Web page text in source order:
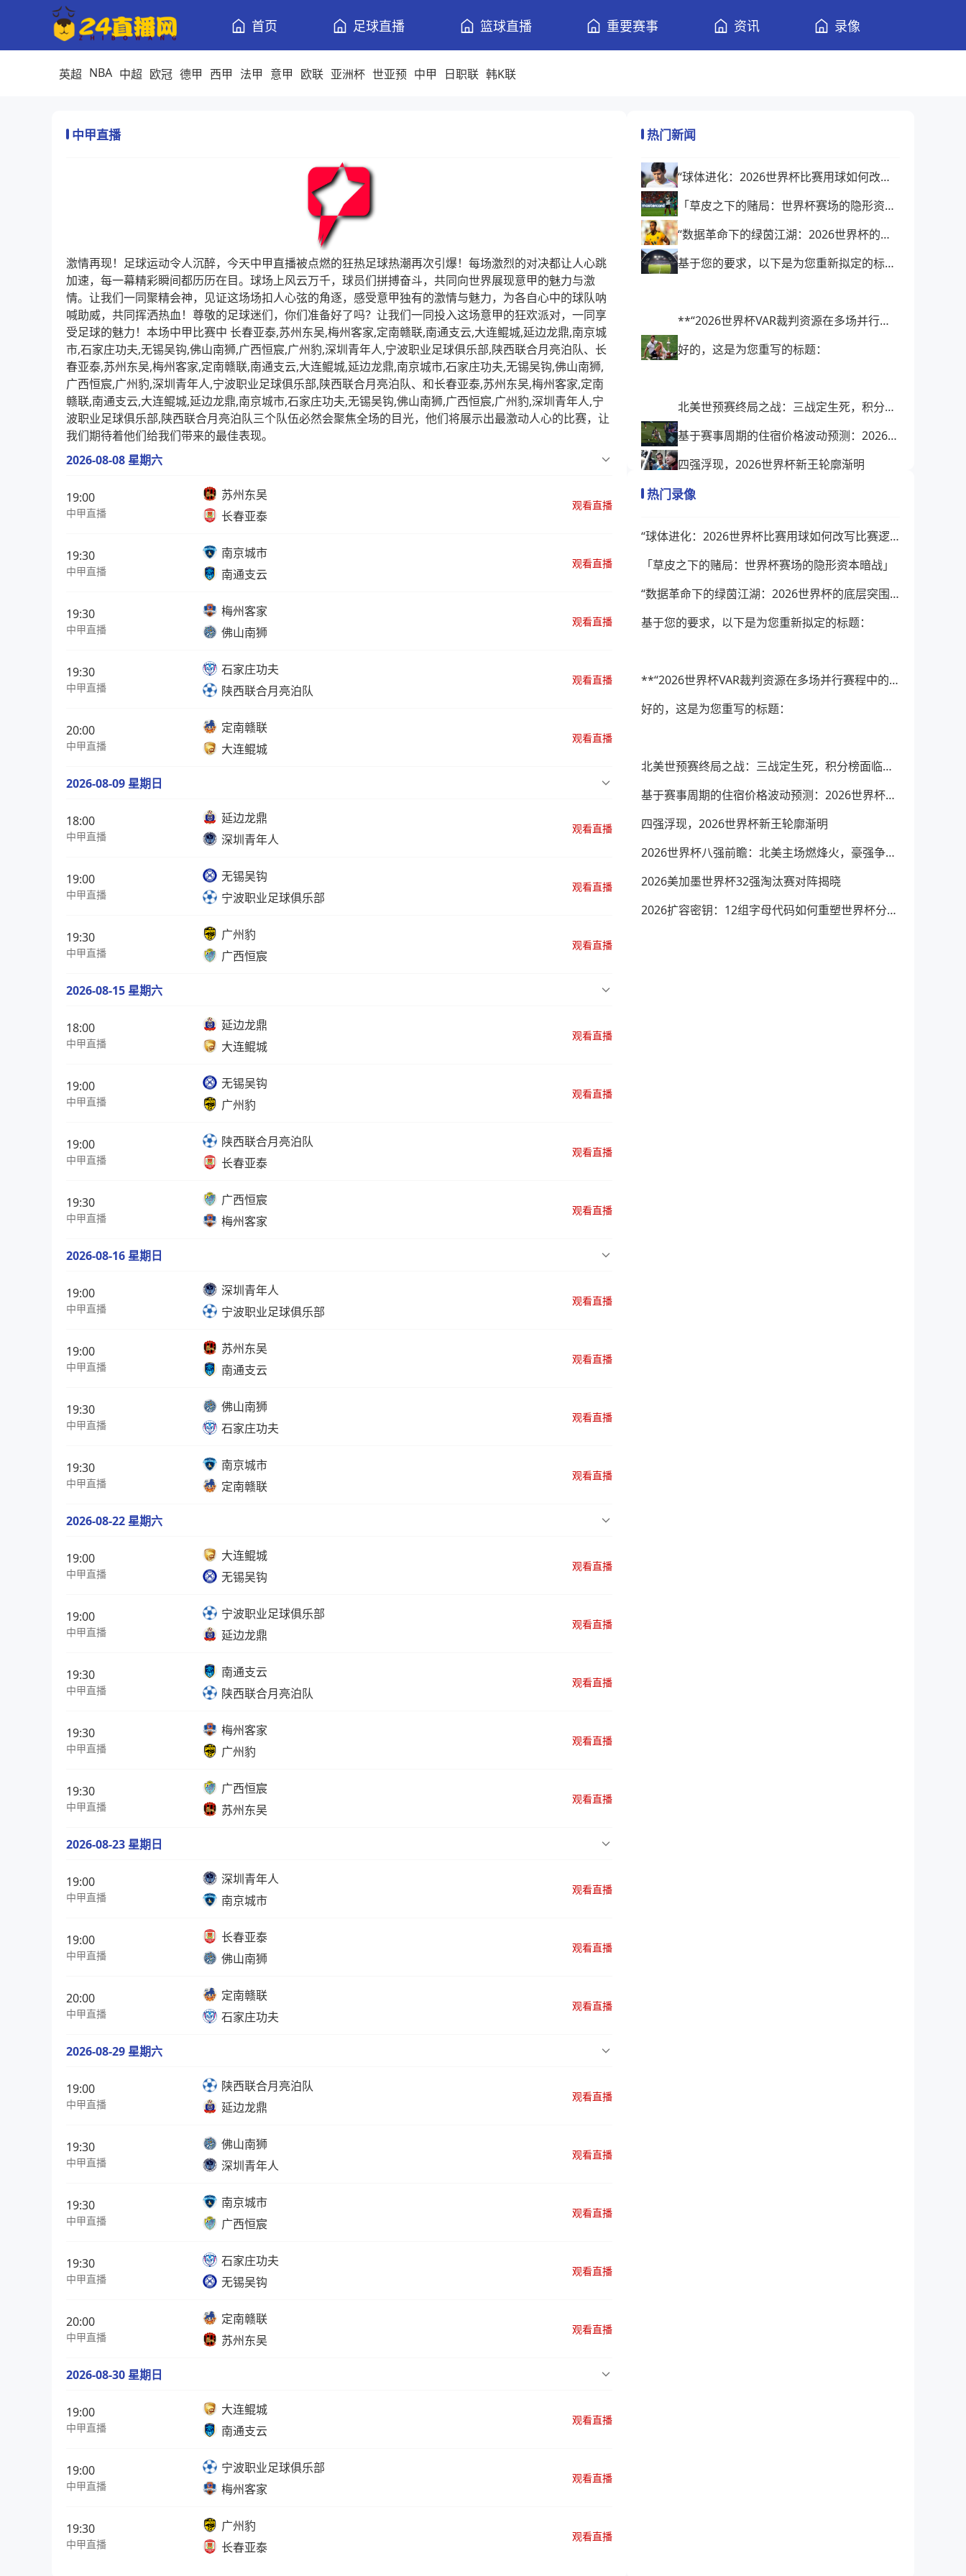
首页 足球直播 篮球直播 重要赛事 资讯 录像
英超 NBA 中超 欧冠 德甲 西甲 法甲 意甲 欧联 亚洲杯 世亚预 中甲 日职联 韩K联
中甲直播
激情再现！足球运动令人沉醉，今天中甲直播被点燃的狂热足球热潮再次引爆！每场激烈的对决都让人心跳
加速，每一幕精彩瞬间都历历在目。球场上风云万千，球员们拼搏奋斗，共同向世界展现意甲的魅力与激
情。让我们一同聚精会神，见证这场场扣人心弦的角逐，感受意甲独有的激情与魅力，为各自心中的球队呐
喊助威，共同挥洒热血！尊敬的足球迷们，你们准备好了吗？让我们一同投入这场意甲的狂欢派对，一同享
受足球的魅力！本场中甲比赛中 长春亚泰,苏州东吴,梅州客家,定南赣联,南通支云,大连鲲城,延边龙鼎,南京城
市,石家庄功夫,无锡吴钩,佛山南狮,广西恒宸,广州豹,深圳青年人,宁波职业足球俱乐部,陕西联合月亮泊队、长
春亚泰,苏州东吴,梅州客家,定南赣联,南通支云,大连鲲城,延边龙鼎,南京城市,石家庄功夫,无锡吴钩,佛山南狮,
广西恒宸,广州豹,深圳青年人,宁波职业足球俱乐部,陕西联合月亮泊队、和长春亚泰,苏州东吴,梅州客家,定南
赣联,南通支云,大连鲲城,延边龙鼎,南京城市,石家庄功夫,无锡吴钩,佛山南狮,广西恒宸,广州豹,深圳青年人,宁
波职业足球俱乐部,陕西联合月亮泊队三个队伍必然会聚焦全场的目光，他们将展示出最激动人心的比赛，让
我们期待着他们给我们带来的最佳表现。
2026-08-08 星期六
19:00
中甲直播
苏州东吴
长春亚泰
观看直播
19:30
中甲直播
南京城市
南通支云
观看直播
19:30
中甲直播
梅州客家
佛山南狮
观看直播
19:30
中甲直播
石家庄功夫
陕西联合月亮泊队
观看直播
20:00
中甲直播
定南赣联
大连鲲城
观看直播
2026-08-09 星期日
18:00
中甲直播
延边龙鼎
深圳青年人
观看直播
19:00
中甲直播
无锡吴钩
宁波职业足球俱乐部
观看直播
19:30
中甲直播
广州豹
广西恒宸
观看直播
2026-08-15 星期六
18:00
中甲直播
延边龙鼎
大连鲲城
观看直播
19:00
中甲直播
无锡吴钩
广州豹
观看直播
19:00
中甲直播
陕西联合月亮泊队
长春亚泰
观看直播
19:30
中甲直播
广西恒宸
梅州客家
观看直播
2026-08-16 星期日
19:00
中甲直播
深圳青年人
宁波职业足球俱乐部
观看直播
19:00
中甲直播
苏州东吴
南通支云
观看直播
19:30
中甲直播
佛山南狮
石家庄功夫
观看直播
19:30
中甲直播
南京城市
定南赣联
观看直播
2026-08-22 星期六
19:00
中甲直播
大连鲲城
无锡吴钩
观看直播
19:00
中甲直播
宁波职业足球俱乐部
延边龙鼎
观看直播
19:30
中甲直播
南通支云
陕西联合月亮泊队
观看直播
19:30
中甲直播
梅州客家
广州豹
观看直播
19:30
中甲直播
广西恒宸
苏州东吴
观看直播
2026-08-23 星期日
19:00
中甲直播
深圳青年人
南京城市
观看直播
19:00
中甲直播
长春亚泰
佛山南狮
观看直播
20:00
中甲直播
定南赣联
石家庄功夫
观看直播
2026-08-29 星期六
19:00
中甲直播
陕西联合月亮泊队
延边龙鼎
观看直播
19:30
中甲直播
佛山南狮
深圳青年人
观看直播
19:30
中甲直播
南京城市
广西恒宸
观看直播
19:30
中甲直播
石家庄功夫
无锡吴钩
观看直播
20:00
中甲直播
定南赣联
苏州东吴
观看直播
2026-08-30 星期日
19:00
中甲直播
大连鲲城
南通支云
观看直播
19:00
中甲直播
宁波职业足球俱乐部
梅州客家
观看直播
19:30
中甲直播
广州豹
长春亚泰
观看直播
热门新闻
“球体进化：2026世界杯比赛用球如何改写比赛逻辑”
「草皮之下的赌局：世界杯赛场的隐形资本暗战」
“数据革命下的绿茵江湖：2026世界杯的底层突围与格局裂变”
基于您的要求，以下是为您重新拟定的标题：
**“2026世界杯VAR裁判资源在多场并行赛程中的实时调度与协同优化策略研究”**
好的，这是为您重写的标题：
北美世预赛终局之战：三战定生死，积分榜面临巨变
基于赛事周期的住宿价格波动预测：2026世界杯主办城市实时定价机制分析
四强浮现，2026世界杯新王轮廓渐明
热门录像
“球体进化：2026世界杯比赛用球如何改写比赛逻辑”
「草皮之下的赌局：世界杯赛场的隐形资本暗战」
“数据革命下的绿茵江湖：2026世界杯的底层突围与格局裂变”
基于您的要求，以下是为您重新拟定的标题：
**“2026世界杯VAR裁判资源在多场并行赛程中的实时调度与协同优化策略研究”**
好的，这是为您重写的标题：
北美世预赛终局之战：三战定生死，积分榜面临巨变
基于赛事周期的住宿价格波动预测：2026世界杯主办城市实时定价机制分析
四强浮现，2026世界杯新王轮廓渐明
2026世界杯八强前瞻：北美主场燃烽火，豪强争锋悬念生
2026美加墨世界杯32强淘汰赛对阵揭晓
2026扩容密钥：12组字母代码如何重塑世界杯分组规则